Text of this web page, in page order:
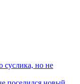
суслика, но не